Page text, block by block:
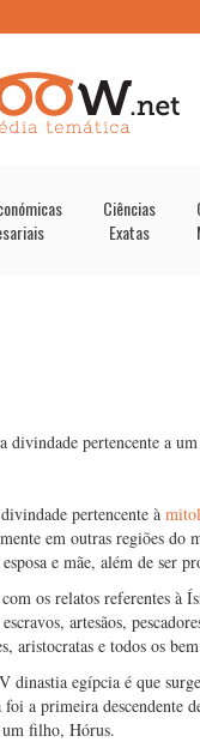
Ciências
Exatas
divindade pertencente a
pertencente à
em outras regiões do
e mãe, além de ser
os relatos referentes à
escravos, artesãos,
aristocratas e todos os
dinastia egípcia é que
a primeira descendente
filho, Hórus.